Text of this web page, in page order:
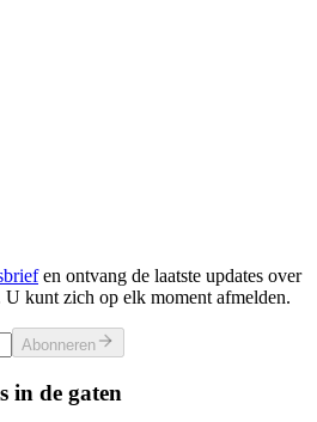
en ontvang de laatste updates over
U kunt zich op elk moment afmelden.
Abonneren
in de gaten